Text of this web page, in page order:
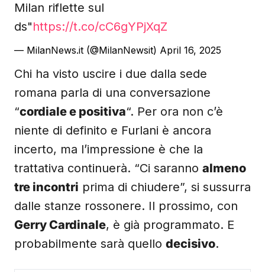
Milan riflette sul
ds"https://t.co/cC6gYPjXqZ
— MilanNews.it (@MilanNewsit) April 16, 2025
Chi ha visto uscire i due dalla sede
romana parla di una conversazione
“cordiale e positiva“. Per ora non c’è
niente di definito e Furlani è ancora
incerto, ma l’impressione è che la
trattativa continuerà. “Ci saranno almeno
tre incontri prima di chiudere”, si sussurra
dalle stanze rossonere. Il prossimo, con
Gerry Cardinale, è già programmato. E
probabilmente sarà quello decisivo.